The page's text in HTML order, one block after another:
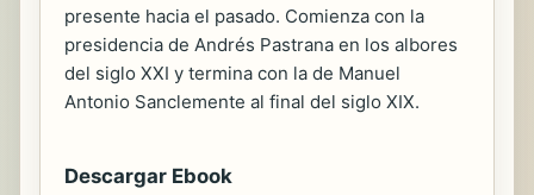
presente hacia el pasado. Comienza con la
presidencia de Andrés Pastrana en los albores
del siglo XXI y termina con la de Manuel
Antonio Sanclemente al final del siglo XIX.
Descargar Ebook